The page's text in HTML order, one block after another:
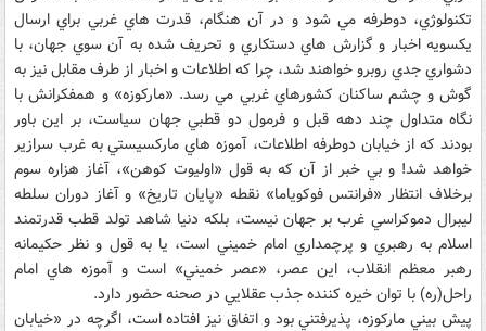
تکنولوژي، دوطرفه مي شود و در آن هنگام، قدرت هاي غربي براي ارسال
يکسويه اخبار و گزارش هاي دستکاري و تحريف شده به آن سوي جهان، با
دشواري جدي روبرو خواهند شد، چرا که اطلاعات و اخبار از طرف مقابل نيز به
گوش و چشم ساکنان کشورهاي غربي مي رسد. «مارکوزه» و همفکرانش با
نگاه متداول چند دهه قبل و فرمول دو قطبي جهان سياست، بر اين باور
بودند که از خيابان دوطرفه اطلاعات، آموزه هاي مارکسيستي به غرب سرازير
خواهد شد! و بي خبر از آن که به قول «اوليوت کوهن»، آغاز هزاره سوم
برخلاف انتظار «فرانتس فوکوياما» نقطه «پايان تاريخ» و آغاز دوران سلطه
ليبرال دموکراسي غرب بر جهان نيست، بلکه دنيا شاهد تولد قطب قدرتمند
اسلام به رهبري و پرچمداري امام خميني است، يا به قول و نظر حکيمانه
رهبر معظم انقلاب، اين عصر، «عصر خميني» است و آموزه هاي امام
راحل(ره) با توان خيره کننده جذب عقلايي در صحنه حضور دارد.
پيش بيني مارکوزه، پذيرفتني بود و اتفاق نيز افتاده است، اگرچه در «خيابان